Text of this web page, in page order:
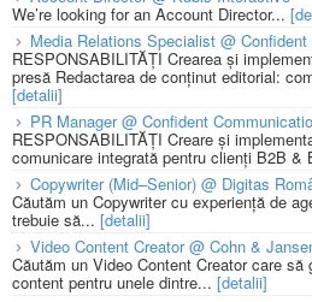
We’re looking for an Account Director...
Media Relations Specialist @
RESPONSABILITĂȚI Crearea și
presă Redactarea de conținut editorial:
[detalii]
PR Manager @ Confident
RESPONSABILITĂȚI Creare și
comunicare integrată pentru clienți B2B &
Copywriter (Mid–Senior) @ Digitas
Căutăm un Copywriter cu experiență de
trebuie să... [detalii]
Video Content Creator @ Cohn &
Căutăm un Video Content Creator care
content pentru unele dintre... [detalii]